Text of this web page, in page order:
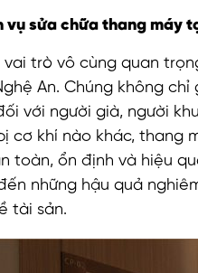
sửa chữa thang máy
vai trò vô cùng quan
An. Chúng không
với người già, người
cơ khí nào khác, thang
toàn, ổn định và hiệu
những hậu quả
tài sản.